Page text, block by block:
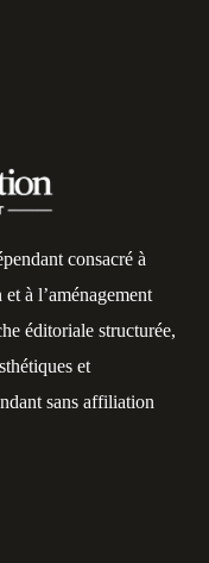
consacré à
à l’aménagement
éditoriale structurée,
et
sans affiliation